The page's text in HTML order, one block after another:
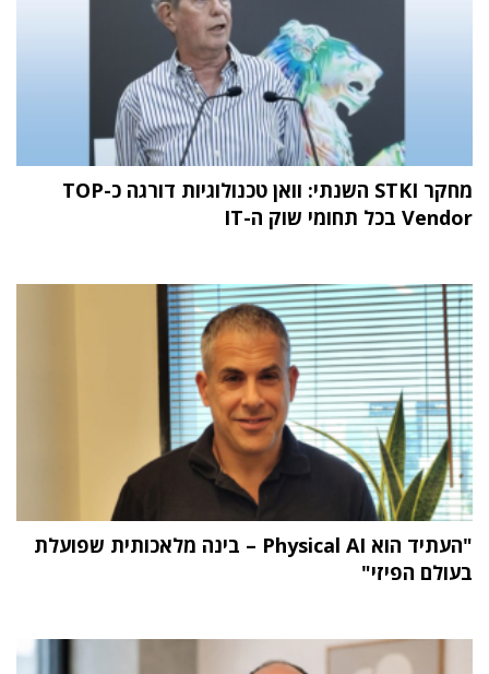
מחקר STKI השנתי: וואן טכנולוגיות דורגה כ-TOP
Vendor בכל תחומי שוק ה-IT
"העתיד הוא Physical AI – בינה מלאכותית שפועלת
בעולם הפיזי"